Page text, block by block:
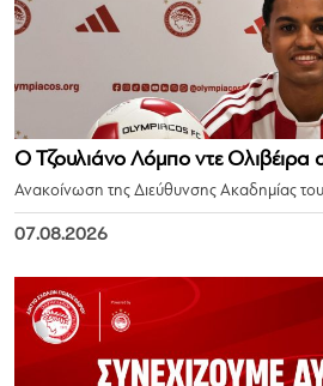
Ο Τζουλιάνο Λόμπο ντε Ολιβέιρα
Ανακοίνωση της Διεύθυνσης Ακαδημίας
07.08.2026